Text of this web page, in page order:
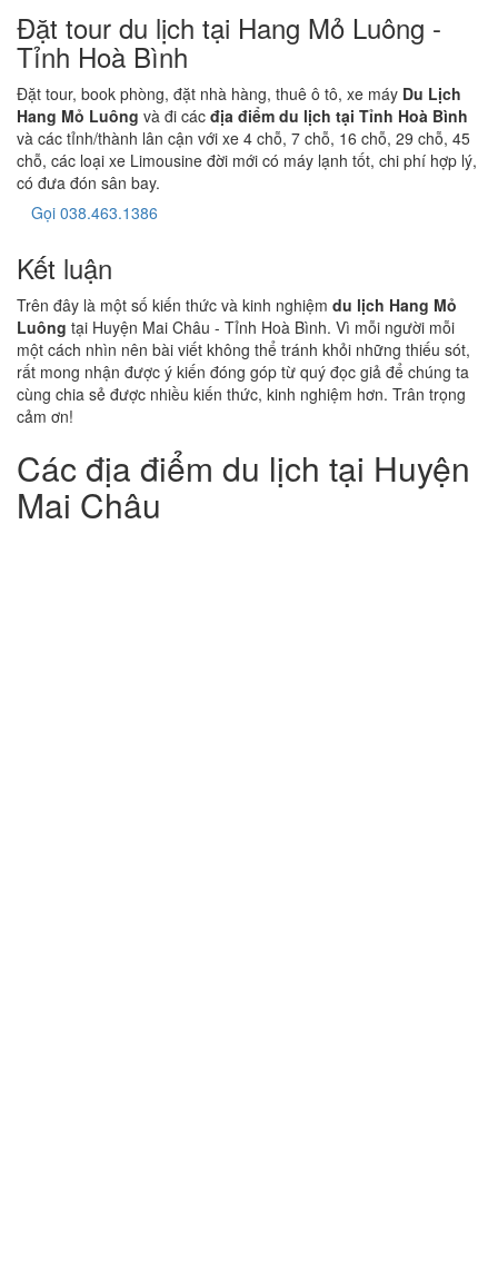
Đặt tour du lịch tại Hang Mỏ Luông -
Tỉnh Hoà Bình
Đặt tour, book phòng, đặt nhà hàng, thuê ô tô, xe máy Du Lịch
Hang Mỏ Luông và đi các địa điểm du lịch tại Tỉnh Hoà Bình
và các tỉnh/thành lân cận với xe 4 chỗ, 7 chỗ, 16 chỗ, 29 chỗ, 45
chỗ, các loại xe Limousine đời mới có máy lạnh tốt, chi phí hợp lý,
có đưa đón sân bay.
Gọi 038.463.1386
Kết luận
Trên đây là một số kiến thức và kinh nghiệm du lịch Hang Mỏ
Luông tại Huyện Mai Châu - Tỉnh Hoà Bình. Vì mỗi người mỗi
một cách nhìn nên bài viết không thể tránh khỏi những thiếu sót,
rất mong nhận được ý kiến đóng góp từ quý đọc giả để chúng ta
cùng chia sẻ được nhiều kiến thức, kinh nghiệm hơn. Trân trọng
cảm ơn!
Các địa điểm du lịch tại Huyện
Mai Châu